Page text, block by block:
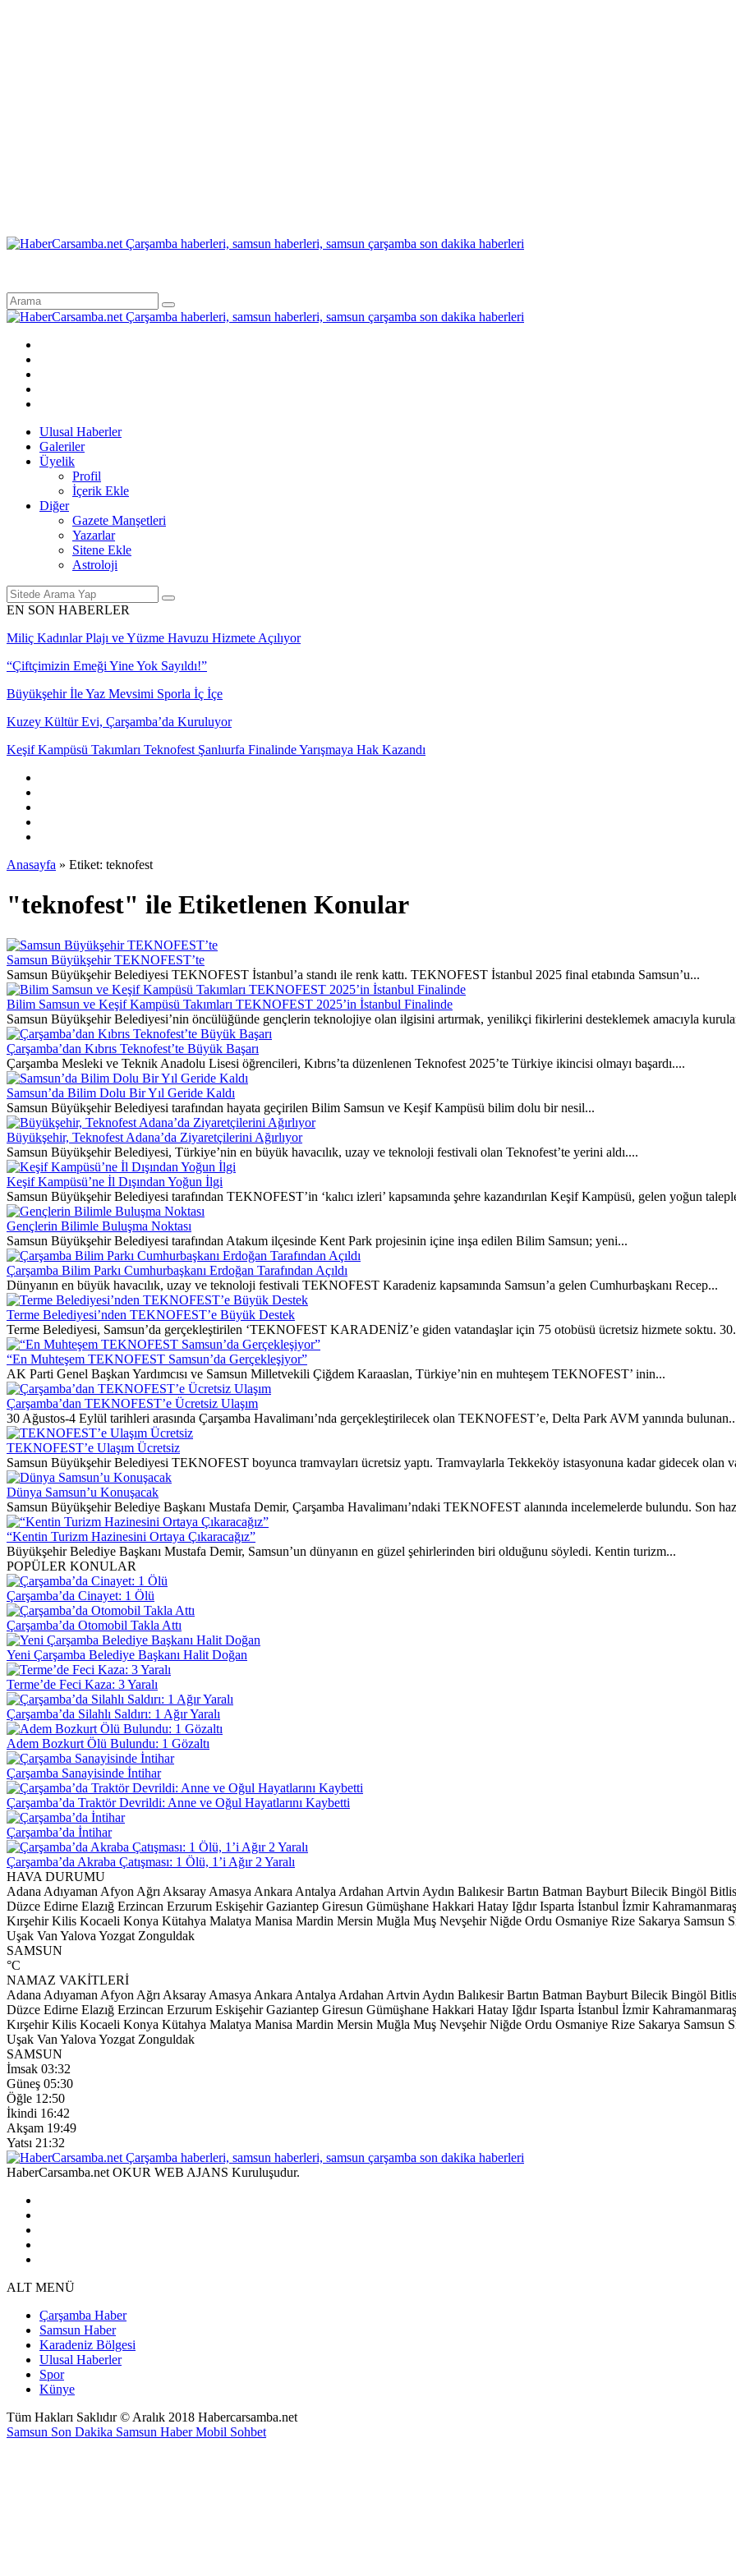
Ulusal Haberler
Galeriler
Üyelik
Profil
İçerik Ekle
Diğer
Gazete Manşetleri
Yazarlar
Sitene Ekle
Astroloji
EN SON HABERLER
Miliç Kadınlar Plajı ve Yüzme Havuzu Hizmete Açılıyor
“Çiftçimizin Emeği Yine Yok Sayıldı!”
Büyükşehir İle Yaz Mevsimi Sporla İç İçe
Kuzey Kültür Evi, Çarşamba’da Kuruluyor
Keşif Kampüsü Takımları Teknofest Şanlıurfa Finalinde Yarışmaya Hak Kazandı
Anasayfa » Etiket: teknofest
"teknofest" ile Etiketlenen Konular
Samsun Büyükşehir TEKNOFEST’te
Samsun Büyükşehir Belediyesi TEKNOFEST İstanbul’a standı ile renk kattı. TEKNOFEST İstanbul 2025 final etabında Samsun’u...
Bilim Samsun ve Keşif Kampüsü Takımları TEKNOFEST 2025’in İstanbul Finalinde
Samsun Büyükşehir Belediyesi’nin öncülüğünde gençlerin teknolojiye olan ilgisini artırmak, yenilikçi fikirlerini desteklemek amacıyla
Çarşamba’dan Kıbrıs Teknofest’te Büyük Başarı
Çarşamba Mesleki ve Teknik Anadolu Lisesi öğrencileri, Kıbrıs’ta düzenlenen Teknofest 2025’te Türkiye ikincisi olmayı başardı....
Samsun’da Bilim Dolu Bir Yıl Geride Kaldı
Samsun Büyükşehir Belediyesi tarafından hayata geçirilen Bilim Samsun ve Keşif Kampüsü bilim dolu bir nesil...
Büyükşehir, Teknofest Adana’da Ziyaretçilerini Ağırlıyor
Samsun Büyükşehir Belediyesi, Türkiye’nin en büyük havacılık, uzay ve teknoloji festivali olan Teknofest’te yerini aldı....
Keşif Kampüsü’ne İl Dışından Yoğun İlgi
Samsun Büyükşehir Belediyesi tarafından TEKNOFEST’in ‘kalıcı izleri’ kapsamında şehre kazandırılan Keşif Kampüsü, gelen yoğun
Gençlerin Bilimle Buluşma Noktası
Samsun Büyükşehir Belediyesi tarafından Atakum ilçesinde Kent Park projesinin içine inşa edilen Bilim Samsun; yeni...
Çarşamba Bilim Parkı Cumhurbaşkanı Erdoğan Tarafından Açıldı
Dünyanın en büyük havacılık, uzay ve teknoloji festivali TEKNOFEST Karadeniz kapsamında Samsun’a gelen Cumhurbaşkanı Recep...
Terme Belediyesi’nden TEKNOFEST’e Büyük Destek
Terme Belediyesi, Samsun’da gerçekleştirilen ‘TEKNOFEST KARADENİZ’e giden vatandaşlar için 75 otobüsü ücretsiz hizmete soktu.
“En Muhteşem TEKNOFEST Samsun’da Gerçekleşiyor”
AK Parti Genel Başkan Yardımcısı ve Samsun Milletvekili Çiğdem Karaaslan, Türkiye’nin en muhteşem TEKNOFEST’ inin...
Çarşamba’dan TEKNOFEST’e Ücretsiz Ulaşım
30 Ağustos-4 Eylül tarihleri arasında Çarşamba Havalimanı’nda gerçekleştirilecek olan TEKNOFEST’e, Delta Park AVM yanında
TEKNOFEST’e Ulaşım Ücretsiz
Samsun Büyükşehir Belediyesi TEKNOFEST boyunca tramvayları ücretsiz yaptı. Tramvaylarla Tekkeköy istasyonuna kadar gidecek olan
Dünya Samsun’u Konuşacak
Samsun Büyükşehir Belediye Başkanı Mustafa Demir, Çarşamba Havalimanı’ndaki TEKNOFEST alanında incelemelerde bulundu. Son
“Kentin Turizm Hazinesini Ortaya Çıkaracağız”
Büyükşehir Belediye Başkanı Mustafa Demir, Samsun’un dünyanın en güzel şehirlerinden biri olduğunu söyledi. Kentin turizm...
POPÜLER KONULAR
Çarşamba’da Cinayet: 1 Ölü
Çarşamba’da Otomobil Takla Attı
Yeni Çarşamba Belediye Başkanı Halit Doğan
Terme’de Feci Kaza: 3 Yaralı
Çarşamba’da Silahlı Saldırı: 1 Ağır Yaralı
Adem Bozkurt Ölü Bulundu: 1 Gözaltı
Çarşamba Sanayisinde İntihar
Çarşamba’da Traktör Devrildi: Anne ve Oğul Hayatlarını Kaybetti
Çarşamba’da İntihar
Çarşamba’da Akraba Çatışması: 1 Ölü, 1’i Ağır 2 Yaralı
HAVA DURUMU
Adana Adıyaman Afyon Ağrı Aksaray Amasya Ankara Antalya Ardahan Artvin Aydın Balıkesir Bartın Batman Bayburt Bilecik Bingöl Bitlis
Düzce Edirne Elazığ Erzincan Erzurum Eskişehir Gaziantep Giresun Gümüşhane Hakkari Hatay Iğdır Isparta İstanbul İzmir Kahramanmaraş
Kırşehir Kilis Kocaeli Konya Kütahya Malatya Manisa Mardin Mersin Muğla Muş Nevşehir Niğde Ordu Osmaniye Rize Sakarya Samsun
Uşak Van Yalova Yozgat Zonguldak
SAMSUN
°C
NAMAZ VAKİTLERİ
Adana Adıyaman Afyon Ağrı Aksaray Amasya Ankara Antalya Ardahan Artvin Aydın Balıkesir Bartın Batman Bayburt Bilecik Bingöl Bitlis
Düzce Edirne Elazığ Erzincan Erzurum Eskişehir Gaziantep Giresun Gümüşhane Hakkari Hatay Iğdır Isparta İstanbul İzmir Kahramanmaraş
Kırşehir Kilis Kocaeli Konya Kütahya Malatya Manisa Mardin Mersin Muğla Muş Nevşehir Niğde Ordu Osmaniye Rize Sakarya Samsun
Uşak Van Yalova Yozgat Zonguldak
SAMSUN
İmsak 03:32
Güneş 05:30
Öğle 12:50
İkindi 16:42
Akşam 19:49
Yatsı 21:32
HaberCarsamba.net OKUR WEB AJANS Kuruluşudur.
ALT MENÜ
Çarşamba Haber
Samsun Haber
Karadeniz Bölgesi
Ulusal Haberler
Spor
Künye
Tüm Hakları Saklıdır © Aralık 2018 Habercarsamba.net
Samsun Son Dakika Samsun HaberMobil Sohbet